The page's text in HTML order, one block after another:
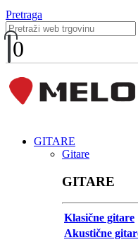
Pretraga
0
GITARE
Gitare
GITARE
Klasične gitare
Akustične